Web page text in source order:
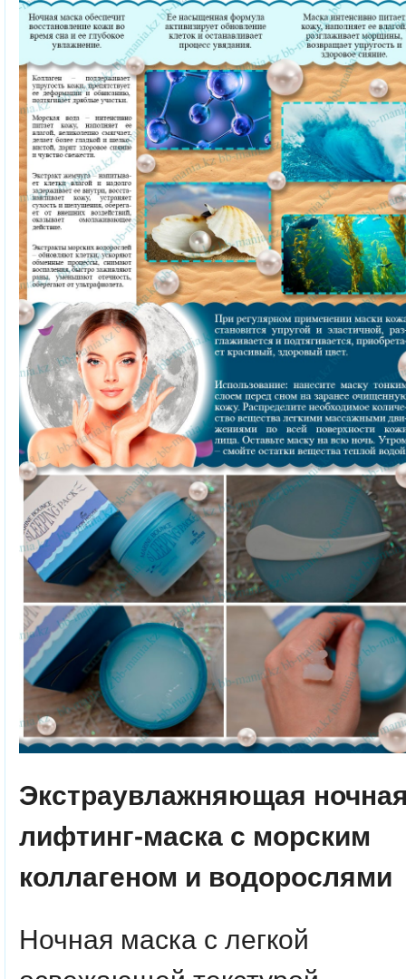
Экстраувлажняющая
лифтинг-маска с морским
коллагеном и водорослями
Ночная маска с легкой